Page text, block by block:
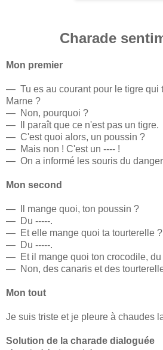
Charade
Mon premier
— Tu es au courant pour le tigre qui
Marne ?
— Non, pourquoi ?
— Il paraît que ce n'est pas un tigre.
— C'est quoi alors, un poussin ?
— Mais non ! C'est un ---- !
— On a informé les souris du
Mon second
— Il mange quoi, ton poussin ?
— Du -----.
— Et elle mange quoi ta tourterelle ?
— Du -----.
— Et il mange quoi ton crocodile, du
— Non, des canaris et des
Mon tout
Je suis triste et je pleure à chaudes
Solution de la charade dialoguée